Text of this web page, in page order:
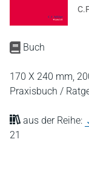
Buch
170 X 240 mm,
Praxisbuch /
aus der Reihe:
21